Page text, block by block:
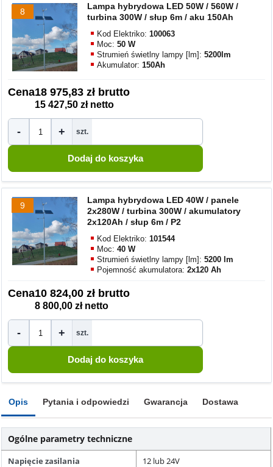
8
Lampa hybrydowa LED 50W / 560W /
turbina 300W / słup 6m / aku 150Ah
Kod Elektriko:100063
Moc:50 W
Strumień świetlny lampy [lm]:5200lm
Akumulator:150Ah
Cena18 975,83 zł brutto
15 427,50 zł netto
- + szt.
9
Lampa hybrydowa LED 40W / panele
2x280W / turbina 300W / akumulatory
2x120Ah / słup 6m / P2
Kod Elektriko:101544
Moc:40 W
Strumień świetlny lampy [lm]:5200 lm
Pojemność akumulatora:2x120 Ah
Cena10 824,00 zł brutto
8 800,00 zł netto
- + szt.
Opis Pytania i odpowiedzi Gwarancja Dostawa
Ogólne parametry techniczne
Napięcie zasilania
12 lub 24V